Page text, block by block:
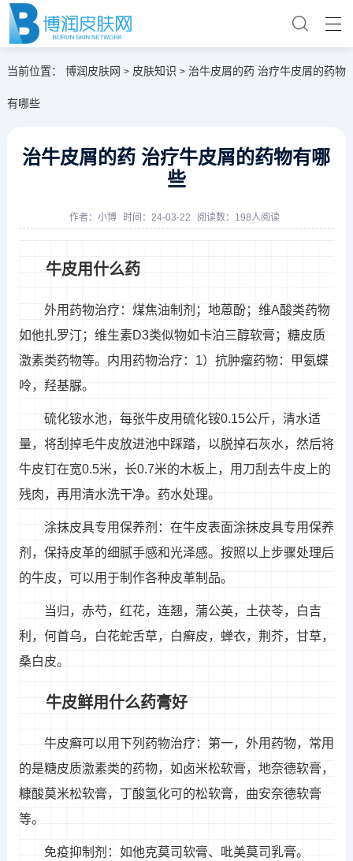
当前位置： 博润皮肤网 > 皮肤知识 > 治牛皮屑的药 治疗牛皮屑的药物
有哪些
治牛皮屑的药 治疗牛皮屑的药物有哪
些
作者： 小博 时间：24-03-22 阅读数：198人阅读
牛皮用什么药
外用药物治疗：煤焦油制剂；地蒽酚；维A酸类药物
如他扎罗汀；维生素D3类似物如卡泊三醇软膏；糖皮质
激素类药物等。内用药物治疗：1）抗肿瘤药物：甲氨蝶
呤，羟基脲。
硫化铵水池，每张牛皮用硫化铵0.15公斤，清水适
量，将刮掉毛牛皮放进池中踩踏，以脱掉石灰水，然后将
牛皮钉在宽0.5米，长0.7米的木板上，用刀刮去牛皮上的
残肉，再用清水洗干净。药水处理。
涂抹皮具专用保养剂：在牛皮表面涂抹皮具专用保养
剂，保持皮革的细腻手感和光泽感。按照以上步骤处理后
的牛皮，可以用于制作各种皮革制品。
当归，赤芍，红花，连翘，蒲公英，土茯苓，白吉
利，何首乌，白花蛇舌草，白癣皮，蝉衣，荆芥，甘草，
桑白皮。
牛皮鲜用什么药膏好
牛皮癣可以用下列药物治疗：第一，外用药物，常用
的是糖皮质激素类的药物，如卤米松软膏，地奈德软膏，
糠酸莫米松软膏，丁酸氢化可的松软膏，曲安奈德软膏
等。
免疫抑制剂：如他克莫司软膏、吡美莫司乳膏。